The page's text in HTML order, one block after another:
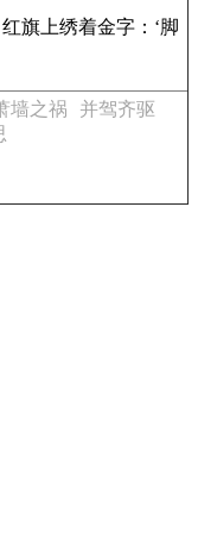
旗上绣着金字：‘脚
墙之祸
并驾齐驱